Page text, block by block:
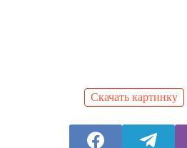
Скачать картинку